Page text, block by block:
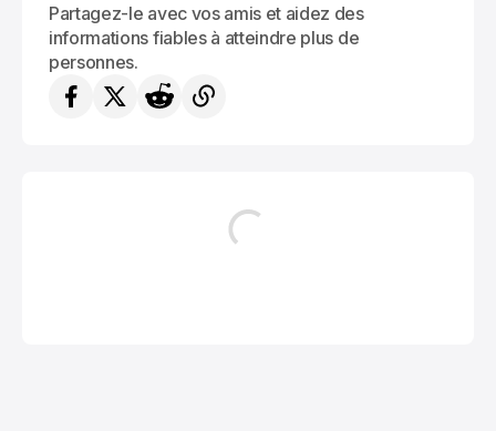
Partagez-le avec vos amis et aidez des
informations fiables à atteindre plus de
personnes.